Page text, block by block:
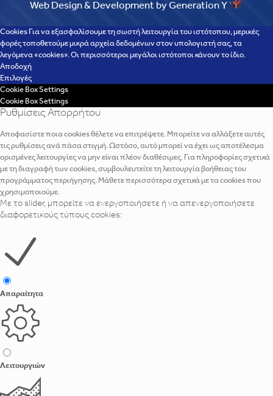
Web Design & Development by Generation Y
Cookies Για να εξασφαλίσουμε τη σωστή λειτουργία του ιστότοπου, μερικές
φορές τοποθετούμε μικρά αρχεία δεδομένων στον υπολογιστή σας, τα
λεγόμενα «cookies». Οι περισσότεροι μεγάλοι ιστότοποι κάνουν το ίδιο.
Αποδοχή
Επιλογές
Cookie Box Settings
Cookie Box Settings
Ρυθμίσεις Απορρήτου
Αποφασίστε ποια cookies θέλετε να επιτρέψετε. Μπορείτε να αλλάξετε αυτές
τις ρυθμίσεις ανά πάσα στιγμή. Ωστόσο, αυτό μπορεί να έχει ως αποτέλεσμα
ορισμένες λειτουργίες να μην είναι πλέον διαθέσιμες. Για πληροφορίες σχετικά
με τη διαγραφή των cookies, συμβουλευτείτε τη λειτουργία βοήθειας του
προγράμματος περιήγησης. Μάθετε περισσότερα σχετικά με τα cookies που
χρησιμοποιούμε.
Με το slider, μπορείτε να ενεργοποιήσετε ή να απενεργοποιήσετε
διαφορετικούς τύπους cookies:
Απαραίτητα
Λειτουργιών